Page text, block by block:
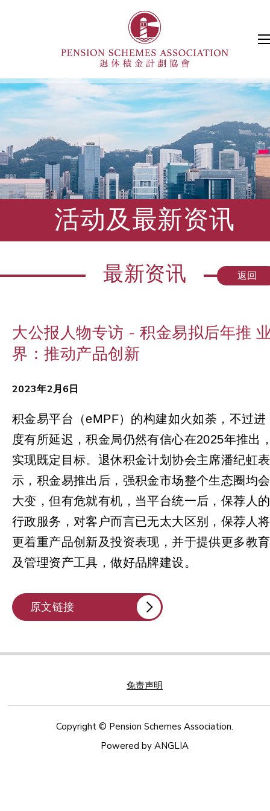
活动及最新资讯
最新资讯 返回
大公报人物专访 - 积金易拟后年推
界：推动产品创新
2023年2月6日
积金易平台（eMPF）的构建如火如荼，不过进
度有所延迟，积金局仍然有信心在2025年推出
实现既定目标。退休积金计划协会主席潘纪虹表
示，积金易推出后，强积金市场整个生态圈均会
大变，但有危就有机，当平台统一后，保荐人的
行政服务，对客户而言已无太大区别，保荐人将
更着重产品创新及投资表现，并于提供更多教育
及管理资产工具，做好品牌建设。
原文链接
免责声明
Copyright © Pension Schemes Association.
Powered by ANGLIA